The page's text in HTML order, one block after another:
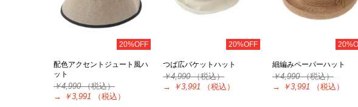
20%OFF
配色アクセントジュート風ハ
ット
￥4,990（税込）
→
￥3,991 （税込）
20%OFF
つば広バケットハット
￥4,990（税込）
→
￥3,991 （税込）
細編みペーパーハット
￥4,990（税込）
→
￥3,991 （税込）